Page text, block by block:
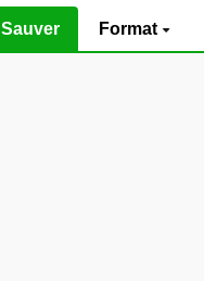
Sauver Format